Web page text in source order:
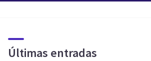
Últimas entradas